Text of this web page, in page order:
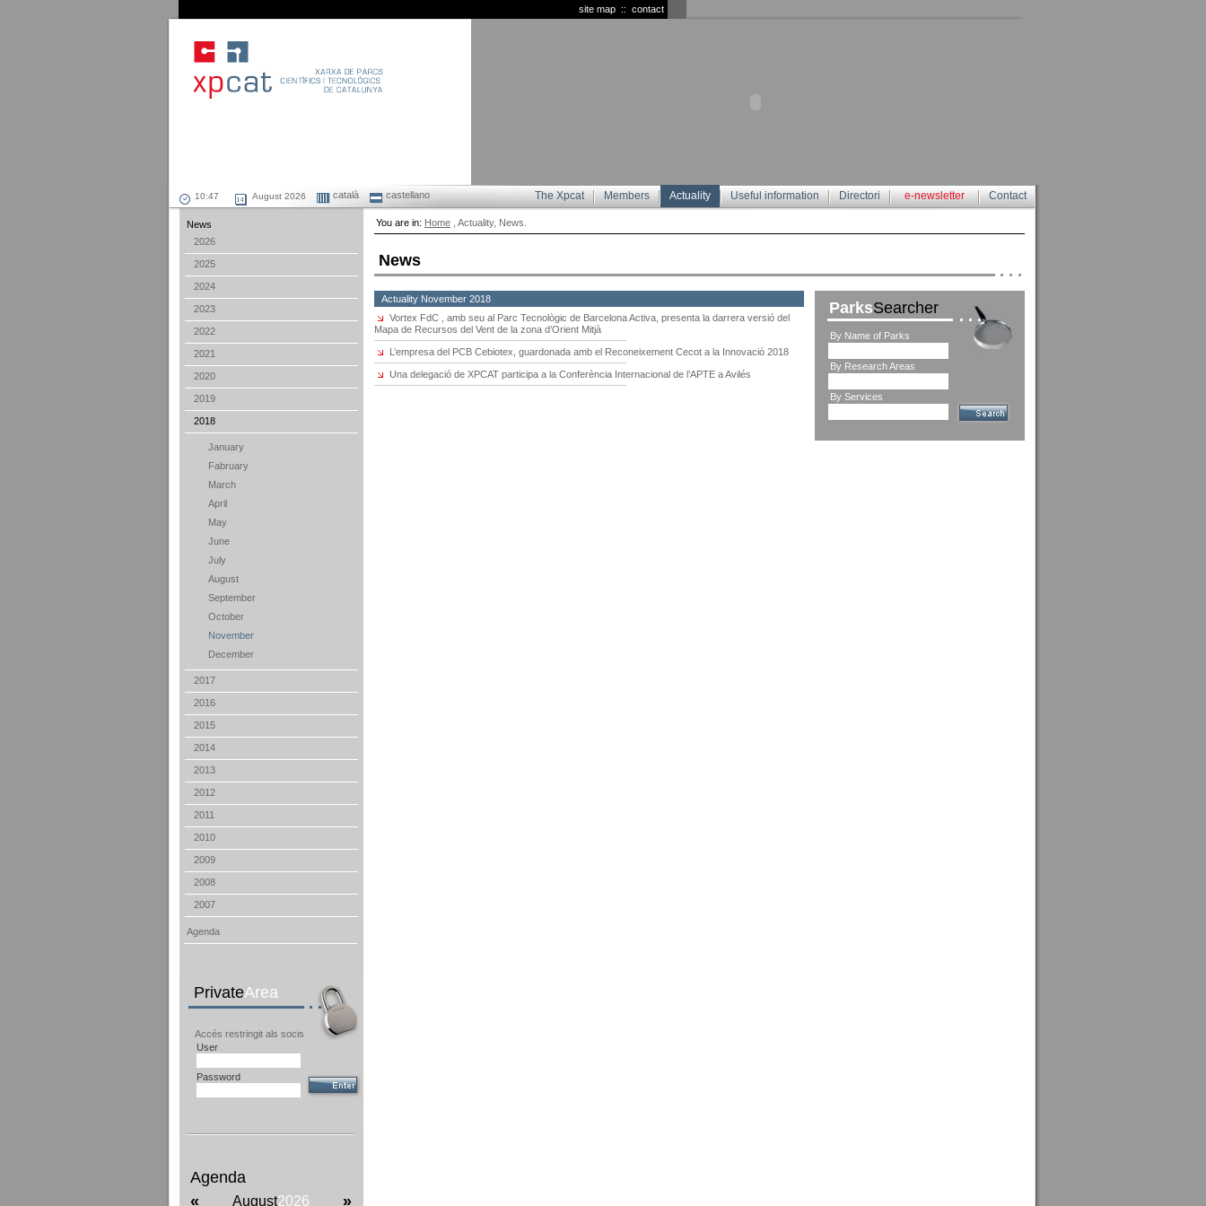
contact
::
site map
August 2026 català castellano Contact
e-newsletter
Directori
Useful information
Actuality
Members
The Xpcat
News
2026
2025
2024
2023
2022
2021
2020
2019
2018
January
Fabruary
March
April
May
June
July
August
September
October
November
December
2017
2016
2015
2014
2013
2012
2011
2010
2009
2008
2007
Agenda
PrivateArea
Accés restringit als socis
User
Password
Agenda
«
August2026 »
You are in: Home , Actuality, News.
News
Actuality November 2018
Vortex FdC , amb seu al Parc Tecnològic de Barcelona Activa, presenta la darrera versió del
Mapa de Recursos del Vent de la zona d’Orient Mitjà
L’empresa del PCB Cebiotex, guardonada amb el Reconeixement Cecot a la Innovació 2018
Una delegació de XPCAT participa a la Conferència Internacional de l’APTE a Avilés
ParksSearcher
By Name of Parks
By Research Areas
By Services